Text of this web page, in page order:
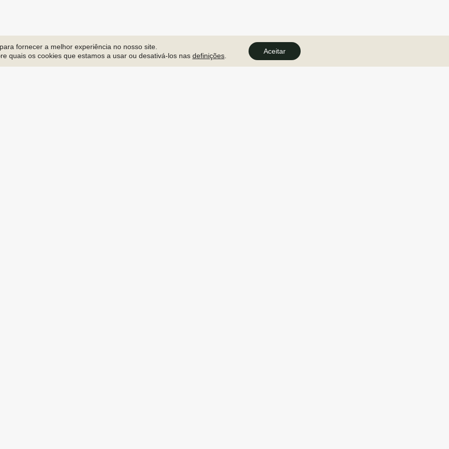
fornecer a melhor experiência no nosso site.
quais os cookies que estamos a usar ou desativá-los nas definições.
Aceitar